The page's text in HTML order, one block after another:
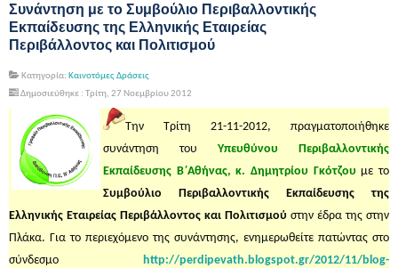
Συνάντηση με το Συμβούλιο Περιβαλλοντικής
Εκπαίδευσης της Ελληνικής Εταιρείας
Περιβάλλοντος και Πολιτισμού
Κατηγορία: Καινοτόμες Δράσεις
Δημοσιεύθηκε : Τρίτη, 27 Νοεμβρίου 2012
Την Τρίτη 21-11-2012, πραγματοποιήθηκε
συνάντηση του Υπευθύνου Περιβαλλοντικής
Εκπαίδευσης Β΄Αθήνας, κ. Δημητρίου Γκότζου με το
Συμβούλιο Περιβαλλοντικής Εκπαίδευσης της
Ελληνικής Εταιρείας Περιβάλλοντος και Πολιτισμού στην έδρα της στην
Πλάκα. Για το περιεχόμενο της συνάντησης, ενημερωθείτε πατώντας στο
σύνδεσμο
http://perdipevath.blogspot.gr/2012/11/blog-